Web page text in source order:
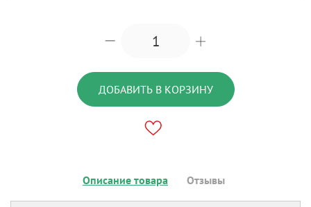
ДОБАВИТЬ В КОРЗИНУ
Описание товара Отзывы